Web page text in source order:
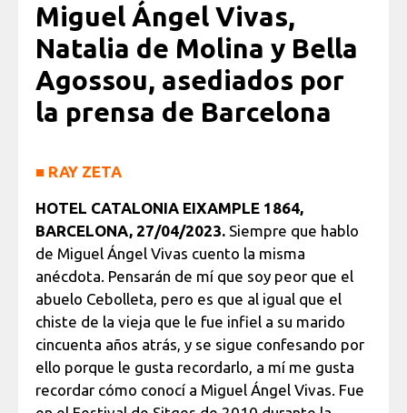
Miguel Ángel Vivas,
Natalia de Molina y Bella
Agossou, asediados por
la prensa de Barcelona
■ RAY ZETA
HOTEL CATALONIA EIXAMPLE 1864,
BARCELONA, 27/04/2023. Siempre que hablo
de Miguel Ángel Vivas cuento la misma
anécdota. Pensarán de mí que soy peor que el
abuelo Cebolleta, pero es que al igual que el
chiste de la vieja que le fue infiel a su marido
cincuenta años atrás, y se sigue confesando por
ello porque le gusta recordarlo, a mí me gusta
recordar cómo conocí a Miguel Ángel Vivas. Fue